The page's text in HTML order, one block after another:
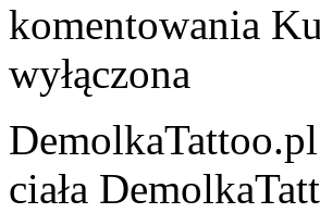
komentowania
wyłączona
ciała